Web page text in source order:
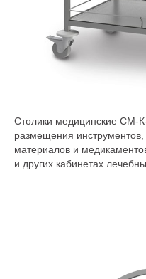
Столики медицинские СМ-
размещения
материалов и
и других кабинетах